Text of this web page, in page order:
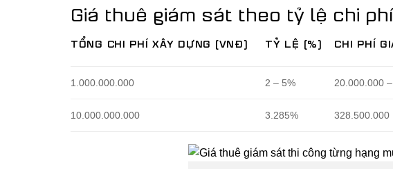
Giá thuê giám sát theo tỷ lệ chi
TỔNG CHI PHÍ XÂY DỰNG (VNĐ) TỶ LỆ (%) CHI PHÍ
1.000.000.000 2 – 5% 20.000.000
10.000.000.000 3.285% 328.500.000